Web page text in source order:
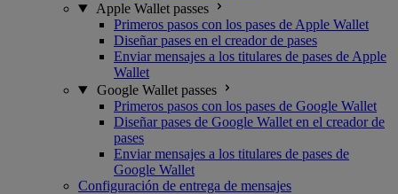
Apple Wallet passes
Primeros pasos con los pases de Apple Wallet
Diseñar pases en el creador de pases
Enviar mensajes a los titulares de pases de Apple
Wallet
Google Wallet passes
Primeros pasos con los pases de Google Wallet
Diseñar pases de Google Wallet en el creador de
pases
Enviar mensajes a los titulares de pases de
Google Wallet
Configuración de entrega de mensajes